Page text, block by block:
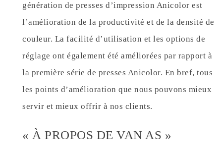
génération de presses d’impression Anicolor est
l’amélioration de la productivité et de la densité de
couleur. La facilité d’utilisation et les options de
réglage ont également été améliorées par rapport à
la première série de presses Anicolor. En bref, tous
les points d’amélioration que nous pouvons mieux
servir et mieux offrir à nos clients.
« À PROPOS DE VAN AS »